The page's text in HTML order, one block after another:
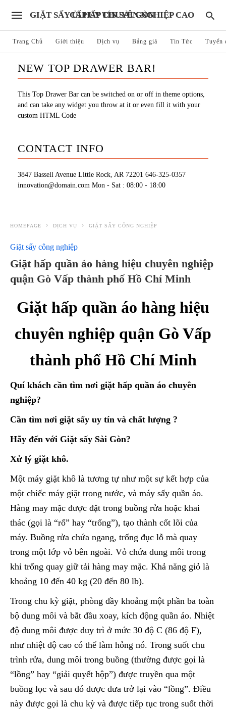
GIẶT SẤY ỦI HẤP CHUYÊN NGHIỆP CAO CẤP UY TÍN SÀI GÒN
Trang Chủ Giới thiệu Dịch vụ Bảng giá Tin Tức Tuyển
NEW TOP DRAWER BAR!
This Top Drawer Bar can be switched on or off in theme options,
and can take any widget you throw at it or even fill it with your
custom HTML Code
CONTACT INFO
3847 Bassell Avenue Little Rock, AR 72201 646-325-0357
innovation@domain.com Mon - Sat : 08:00 - 18:00
HOMEPAGE DỊCH VỤ GIẶT SẤY CÔNG NGHIỆP
Giặt sấy công nghiệp
Giặt hấp quần áo hàng hiệu chuyên nghiệp
quận Gò Vấp thành phố Hồ Chí Minh
Giặt hấp quần áo hàng hiệu
chuyên nghiệp quận Gò Vấp
thành phố Hồ Chí Minh
Quí khách cần tìm nơi giặt hấp quần áo chuyên
nghiệp?
Cần tìm nơi giặt sấy uy tín và chất lượng ?
Hãy đến với Giặt sấy Sài Gòn?
Xử lý giặt khô.
Một máy giặt khô là tương tự như một sự kết hợp của
một chiếc máy giặt trong nước, và máy sấy quần áo.
Hàng may mặc được đặt trong buồng rửa hoặc khai
thác (gọi là “rổ” hay “trống”), tạo thành cốt lõi của
máy. Buồng rửa chứa ngang, trống đục lỗ mà quay
trong một lớp vỏ bên ngoài. Vỏ chứa dung môi trong
khi trống quay giữ tải hàng may mặc. Khả năng giỏ là
khoảng 10 đến 40 kg (20 đến 80 lb).
Trong chu kỳ giặt, phòng đầy khoảng một phần ba toàn
bộ dung môi và bắt đầu xoay, kích động quần áo. Nhiệt
độ dung môi được duy trì ở mức 30 độ C (86 độ F),
như nhiệt độ cao có thể làm hỏng nó. Trong suốt chu
trình rửa, dung môi trong buồng (thường được gọi là
“lồng” hay “giải quyết hộp”) được truyền qua một
buồng lọc và sau đó được đưa trở lại vào “lồng”. Điều
này được gọi là chu kỳ và được tiếp tục trong suốt thời